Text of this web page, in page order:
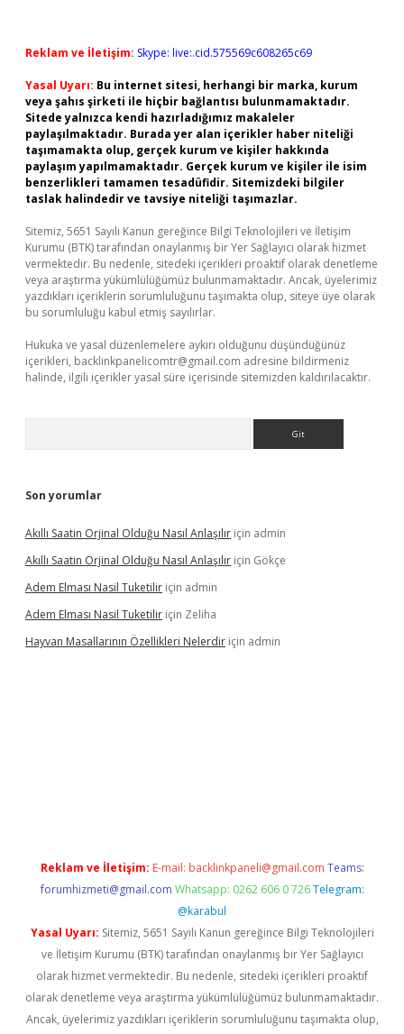
Reklam ve İletişim: Skype: live:.cid.575569c608265c69
Yasal Uyarı: Bu internet sitesi, herhangi bir marka, kurum
veya şahıs şirketi ile hiçbir bağlantısı bulunmamaktadır.
Sitede yalnızca kendi hazırladığımız makaleler
paylaşılmaktadır. Burada yer alan içerikler haber niteliği
taşımamakta olup, gerçek kurum ve kişiler hakkında
paylaşım yapılmamaktadır. Gerçek kurum ve kişiler ile isim
benzerlikleri tamamen tesadüfidir. Sitemizdeki bilgiler
taslak halindedir ve tavsiye niteliği taşımazlar.
Sitemiz, 5651 Sayılı Kanun gereğince Bilgi Teknolojileri ve İletişim
Kurumu (BTK) tarafından onaylanmış bir Yer Sağlayıcı olarak hizmet
vermektedir. Bu nedenle, sitedeki içerikleri proaktif olarak denetleme
veya araştırma yükümlülüğümüz bulunmamaktadır. Ancak, üyelerimiz
yazdıkları içeriklerin sorumluluğunu taşımakta olup, siteye üye olarak
bu sorumluluğu kabul etmiş sayılırlar.
Hukuka ve yasal düzenlemelere aykırı olduğunu düşündüğünüz
içerikleri, backlinkpanelicomtr@gmail.com adresine bildirmeniz
halinde, ilgili içerikler yasal süre içerisinde sitemizden kaldırılacaktır.
Son yorumlar
Akıllı Saatin Orjinal Olduğu Nasıl Anlaşılır için admin
Akıllı Saatin Orjinal Olduğu Nasıl Anlaşılır için Gökçe
Adem Elması Nasil Tuketilir için admin
Adem Elması Nasil Tuketilir için Zeliha
Hayvan Masallarının Özellikleri Nelerdir için admin
Reklam ve İletişim: E-mail: backlinkpaneli@gmail.com Teams:
forumhizmeti@gmail.com Whatsapp: 0262 606 0 726 Telegram:
@karabul
Yasal Uyarı: Sitemiz, 5651 Sayılı Kanun gereğince Bilgi Teknolojileri
ve İletişim Kurumu (BTK) tarafından onaylanmış bir Yer Sağlayıcı
olarak hizmet vermektedir. Bu nedenle, sitedeki içerikleri proaktif
olarak denetleme veya araştırma yükümlülüğümüz bulunmamaktadır.
Ancak, üyelerimiz yazdıkları içeriklerin sorumluluğunu taşımakta olup,